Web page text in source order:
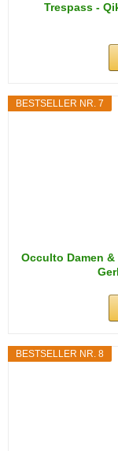
Trespass -
BESTSELLER NR. 7
Occulto Damen
BESTSELLER NR. 8